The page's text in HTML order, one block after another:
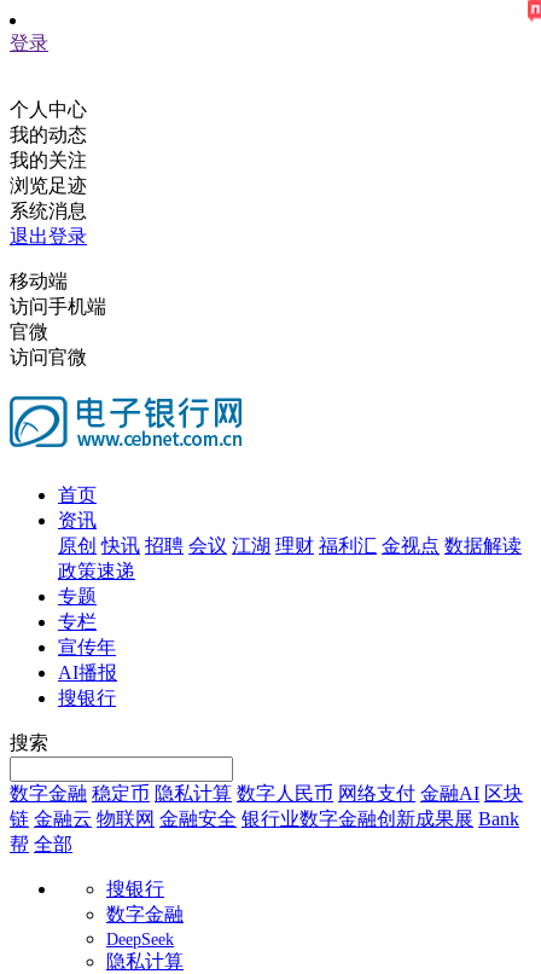
登录
个人中心
我的动态
我的关注
浏览足迹
系统消息
退出登录
移动端
访问手机端
官微
访问官微
首页
资讯
原创 快讯 招聘 会议 江湖 理财 福利汇 金视点 数据解读
政策速递
专题
专栏
宣传年
AI播报
搜银行
搜索
数字金融 稳定币 隐私计算 数字人民币 网络支付 金融AI 区块
链 金融云 物联网 金融安全 银行业数字金融创新成果展 Bank
帮 全部
搜银行
数字金融
DeepSeek
隐私计算